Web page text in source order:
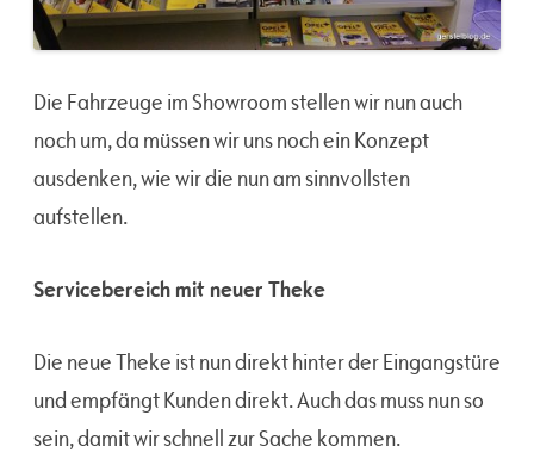
Die Fahrzeuge im Showroom stellen wir nun auch
noch um, da müssen wir uns noch ein Konzept
ausdenken, wie wir die nun am sinnvollsten
aufstellen.
Servicebereich mit neuer Theke
Die neue Theke ist nun direkt hinter der Eingangstüre
und empfängt Kunden direkt. Auch das muss nun so
sein, damit wir schnell zur Sache kommen.